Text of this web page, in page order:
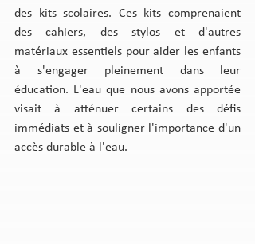
des kits scolaires. Ces kits comprenaient
des cahiers, des stylos et d'autres
matériaux essentiels pour aider les enfants
à s'engager pleinement dans leur
éducation. L'eau que nous avons apportée
visait à atténuer certains des défis
immédiats et à souligner l'importance d'un
accès durable à l'eau.